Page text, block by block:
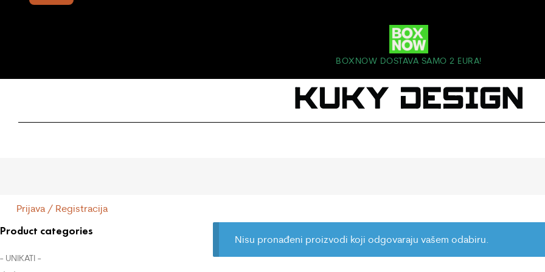
BOXNOW DOSTAVA SAMO 2 EURA!
Prijava / Registracija
Nisu pronađeni proizvodi koji odgovaraju vašem odabiru.
Product categories
- UNIKATI -